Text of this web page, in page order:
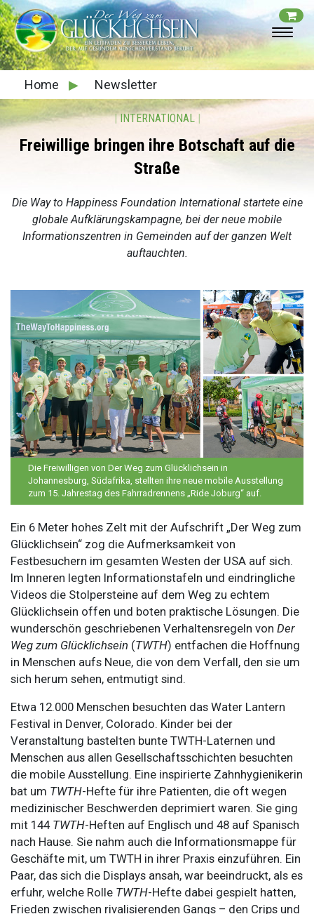
Home ▶ Newsletter
|INTERNATIONAL |
Freiwillige bringen ihre Botschaft auf die
Straße
Die Way to Happiness Foundation International startete eine
globale Aufklärungskampagne, bei der neue mobile
Informationszentren in Gemeinden auf der ganzen Welt
auftauchten.
Die Freiwilligen von Der Weg zum Glücklichsein in
Johannesburg, Südafrika, stellten ihre neue mobile Ausstellung
zum 15. Jahrestag des Fahrradrennens „Ride Joburg“ auf.
Ein 6 Meter hohes Zelt mit der Aufschrift „Der Weg zum
Glücklichsein“ zog die Aufmerksamkeit von
Festbesuchern im gesamten Westen der USA auf sich.
Im Inneren legten Informationstafeln und eindringliche
Videos die Stolpersteine auf dem Weg zu echtem
Glücklichsein offen und boten praktische Lösungen. Die
wunderschön geschriebenen Verhaltensregeln von Der
Weg zum Glücklichsein (TWTH) entfachen die Hoffnung
in Menschen aufs Neue, die von dem Verfall, den sie um
sich herum sehen, entmutigt sind.
Etwa 12.000 Menschen besuchten das Water Lantern
Festival in Denver, Colorado. Kinder bei der
Veranstaltung bastelten bunte TWTH-Laternen und
Menschen aus allen Gesellschaftsschichten besuchten
die mobile Ausstellung. Eine inspirierte Zahnhygienikerin
bat um TWTH-Hefte für ihre Patienten, die oft wegen
medizinischer Beschwerden deprimiert waren. Sie ging
mit 144 TWTH-Heften auf Englisch und 48 auf Spanisch
nach Hause. Sie nahm auch die Informationsmappe für
Geschäfte mit, um TWTH in ihrer Praxis einzuführen. Ein
Paar, das sich die Displays ansah, war beeindruckt, als es
erfuhr, welche Rolle TWTH-Hefte dabei gespielt hatten,
Frieden zwischen rivalisierenden Gangs – den Crips und